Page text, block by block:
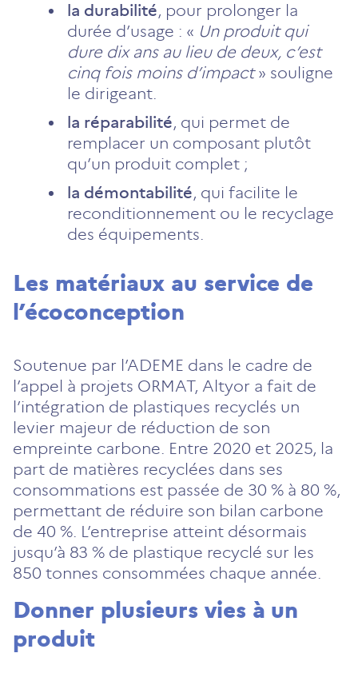
la durabilité, pour prolonger la
durée d’usage : « Un produit qui
dure dix ans au lieu de deux, c’est
cinq fois moins d’impact» souligne
le dirigeant.
la réparabilité, qui permet de
remplacer un composant plutôt
qu’un produit complet ;
la démontabilité, qui facilite le
reconditionnement ou le recyclage
des équipements.
Les matériaux au service de
l’écoconception
Soutenue par l’ADEME dans le cadre de
l’appel à projets ORMAT, Altyor a fait de
l’intégration de plastiques recyclés un
levier majeur de réduction de son
empreinte carbone. Entre 2020 et 2025, la
part de matières recyclées dans ses
consommations est passée de 30 % à 80 %,
permettant de réduire son bilan carbone
de 40 %. L’entreprise atteint désormais
jusqu’à 83 % de plastique recyclé sur les
850 tonnes consommées chaque année.
Donner plusieurs vies à un
produit